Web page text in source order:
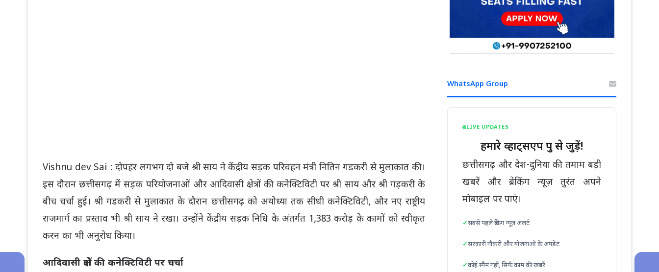
Vishnu dev Sai : दोपहर लगभग दो बजे श्री साय ने केंद्रीय सड़क परिवहन मंत्री नितिन गडकरी से मुलाक़ात की।
इस दौरान छत्तीसगढ़ में सड़क परियोजनाओं और आदिवासी क्षेत्रों की कनेक्टिविटी पर श्री साय और श्री गड़करी के
बीच चर्चा हुई। श्री गडकरी से मुलाकात के दौरान छत्तीसगढ़ को अयोध्या तक सीधी कनेक्टिविटी, और नए राष्ट्रीय
राजमार्ग का प्रस्ताव भी श्री साय ने रखा। उन्होंने केंद्रीय सड़क निधि के अंतर्गत 1,383 करोड़ के कामों को स्वीकृत
करन का भी अनुरोध किया।
आदिवासी क्षेत्रों की कनेक्टिविटी पर चर्चा
WhatsApp Group
LIVE UPDATES
हमारे व्हाट्सएप ग्रुप से जुड़ें!
छत्तीसगढ़ और देश-दुनिया की तमाम बड़ी
खबरें और ब्रेकिंग न्यूज़ तुरंत अपने
मोबाइल पर पाएं।
सबसे पहले ब्रेकिंग न्यूज़ अलर्ट
सरकारी नौकरी और योजनाओं के अपडेट
कोई स्पैम नहीं, सिर्फ काम की खबरें